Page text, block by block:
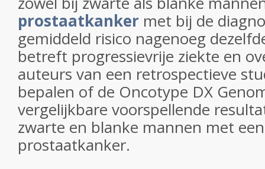
prostaatkanker met bij de
gemiddeld risico nagenoeg
betreft progressievrije ziekte en
auteurs van een retrospectieve
bepalen of de Oncotype DX
vergelijkbare voorspellende
zwarte en blanke mannen met
prostaatkanker.